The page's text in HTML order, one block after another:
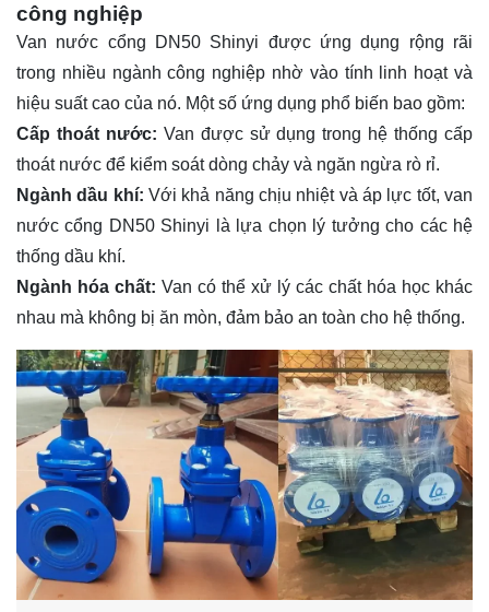
công nghiệp
Van nước cổng DN50 Shinyi được ứng dụng rộng rãi
trong nhiều ngành công nghiệp nhờ vào tính linh hoạt và
hiệu suất cao của nó. Một số ứng dụng phổ biến bao gồm:
Cấp thoát nước: Van được sử dụng trong hệ thống cấp
thoát nước để kiểm soát dòng chảy và ngăn ngừa rò rỉ.
Ngành dầu khí: Với khả năng chịu nhiệt và áp lực tốt, van
nước cổng DN50 Shinyi là lựa chọn lý tưởng cho các hệ
thống dầu khí.
Ngành hóa chất: Van có thể xử lý các chất hóa học khác
nhau mà không bị ăn mòn, đảm bảo an toàn cho hệ thống.